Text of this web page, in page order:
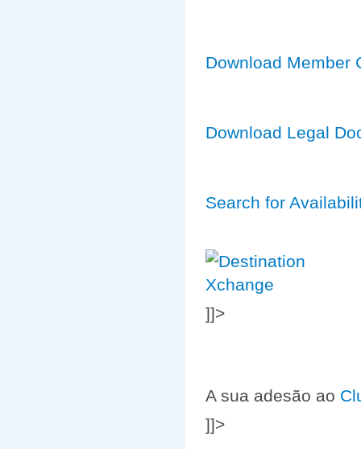
Download Member
Download Legal
Search for
]]>
A sua adesão ao
]]>